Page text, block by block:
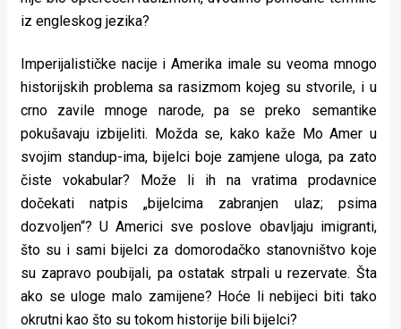
iz engleskog jezika?
Imperijalističke nacije i Amerika imale su veoma mnogo
historijskih problema sa rasizmom kojeg su stvorile, i u
crno zavile mnoge narode, pa se preko semantike
pokušavaju izbijeliti. Možda se, kako kaže Mo Amer u
svojim standup-ima, bijelci boje zamjene uloga, pa zato
čiste vokabular? Može li ih na vratima prodavnice
dočekati natpis „bijelcima zabranjen ulaz; psima
dozvoljen“? U Americi sve poslove obavljaju imigranti,
što su i sami bijelci za domorodačko stanovništvo koje
su zapravo poubijali, pa ostatak strpali u rezervate. Šta
ako se uloge malo zamijene? Hoće li nebijeci biti tako
okrutni kao što su tokom historije bili bijelci?